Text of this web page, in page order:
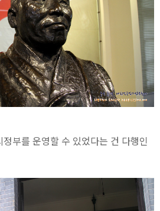
부를 운영할 수 있었다는 건 다행인